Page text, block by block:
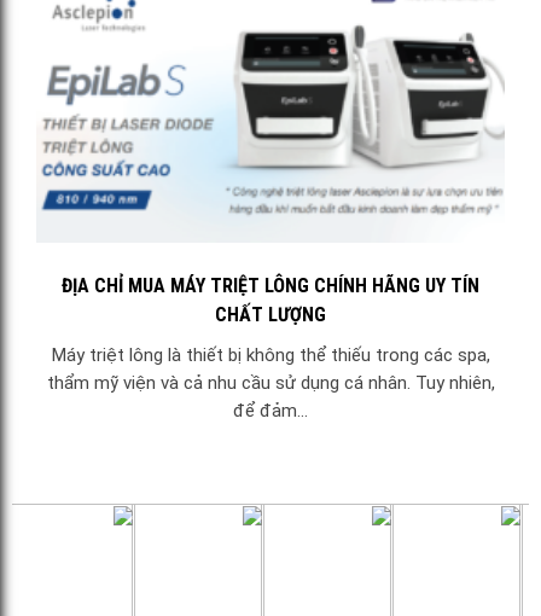
ĐỊA CHỈ MUA MÁY TRIỆT LÔNG CHÍNH HÃNG UY TÍN
CHẤT LƯỢNG
Máy triệt lông là thiết bị không thể thiếu trong các spa,
thẩm mỹ viện và cả nhu cầu sử dụng cá nhân. Tuy nhiên,
để đảm...